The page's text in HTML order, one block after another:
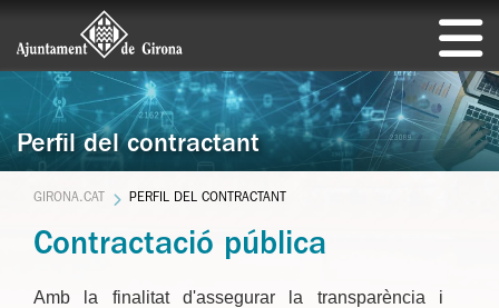
Perfil del contractant
GIRONA.CAT PERFIL DEL CONTRACTANT
Contractació pública
Amb la finalitat d'assegurar la transparència i